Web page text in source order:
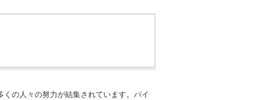
の人々の努力が結集されています。パイ